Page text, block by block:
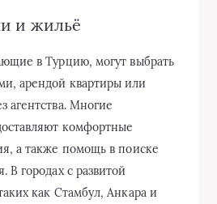
и жильё
в Турцию, могут выбрать
арендой квартиры или
агентства. Многие
комфортные
а также помощь в поиске
В городах с развитой
как Стамбул, Анкара и